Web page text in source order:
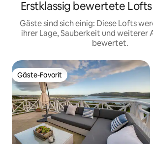
Erstklassig bewertete
Gäste sind sich einig: Diese Lofts
ihrer Lage, Sauberkeit und weiterer
bewertet.
Gäste-Favorit
Gäste-Favorit